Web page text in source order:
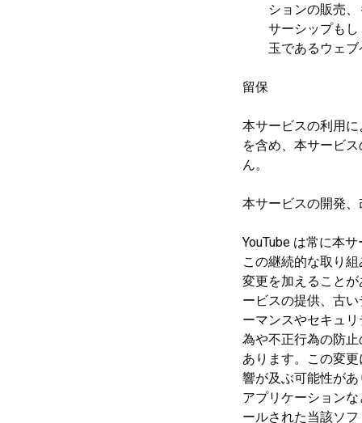
ションの販売
サーシップも
玉であるウェ
留保
本サービスの利用
を含め、本サービ
ん。
本サービスの開発
YouTube は常に本
この継続的な取り
変更を加えること
ービスの提供、古
ーマンスやセキュ
為や不正行為の防
あります。この変
響が及ぶ可能性が
アプリケーション
ールされた当該ソ